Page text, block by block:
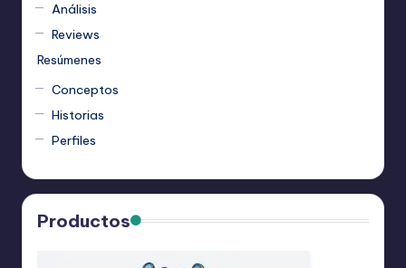
Análisis
Reviews
Resúmenes
Conceptos
Historias
Perfiles
Productos